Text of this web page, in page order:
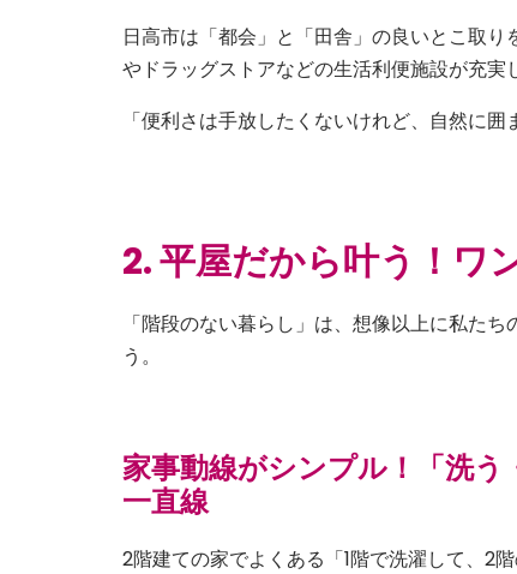
日高市は「都会」と「田舎」の良いとこ取
やドラッグストアなどの生活利便施設が充実
「便利さは手放したくないけれど、自然に
2. 平屋だから叶う！ワ
「階段のない暮らし」は、想像以上に私た
う。
家事動線がシンプル！「洗
一直線
2階建ての家でよくある「1階で洗濯して、2